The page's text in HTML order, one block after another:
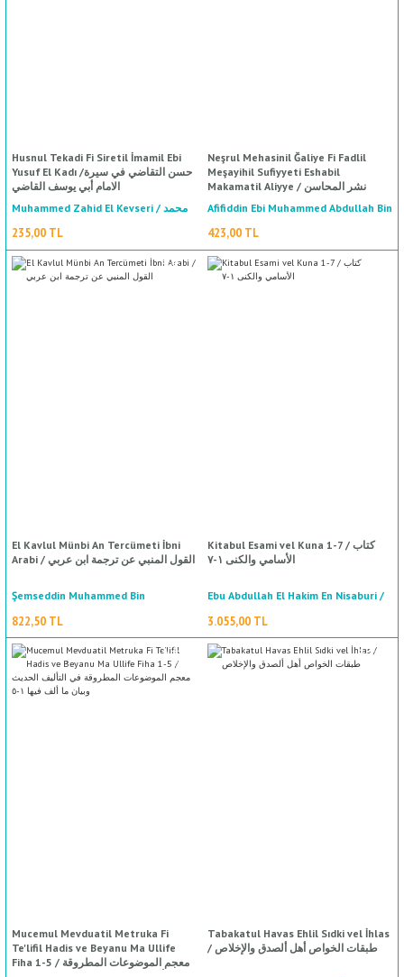
Husnul Tekadi Fi Siretil İmamil Ebi
Yusuf El Kadı /حسن التقاضي في سيرة
الامام أبي يوسف القاضي
Muhammed Zahid El Kevseri / محمد
زاهد الكوثري
235,00 TL
Neşrul Mehasinil Ğaliye Fi Fadlil
Meşayihil Sufiyyeti Eshabil
Makamatil Aliyye / نشر المحاسن
المقامات العالية
Afifiddin Ebi Muhammed Abdullah Bin
Es'ad El Yafii Eş Şafii / عفيف الدين أبي
محمد عبد الله ابن أسعد اليافعي
الشاففعي
423,00 TL
%50
indirim
El Kavlul Münbi An Tercümeti İbni
Arabi / القول المنبي عن ترجمة ابن عربي
Şemseddin Muhammed Bin
Abdurrahman Es Sehavi / شمس الدين
محمد بن عبد الرحمن السخاوي
822,50 TL
Kitabul Esami vel Kuna 1-7 / كتاب
الأسامي والكنى ١-٧
Ebu Abdullah El Hakim En Nisaburi /
أبو عبد الله الحاكم النيسابوري
3.055,00 TL
Mucemul Mevduatil Metruka Fi
Te'lifil Hadis ve Beyanu Ma Ullife
Fiha 1-5 / معجم الموضوعات المطروقة
Tabakatul Havas Ehlil Sıdki vel İhlas
/ طبقات الخواص أهل ألصدق والإخلاص